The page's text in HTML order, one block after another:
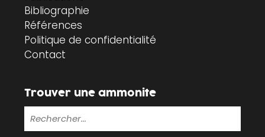
Bibliographie
Références
Politique de confidentialité
Contact
Trouver une ammonite